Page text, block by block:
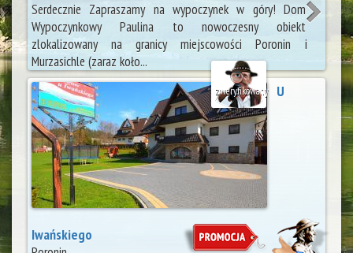
Serdecznie Zapraszamy na wypoczynek w góry! Dom
Wypoczynkowy Paulina to nowoczesny obiekt
zlokalizowany na granicy miejscowości Poronin i
Murzasichle (zaraz koło...
zweryfikowany U
Iwańskiego